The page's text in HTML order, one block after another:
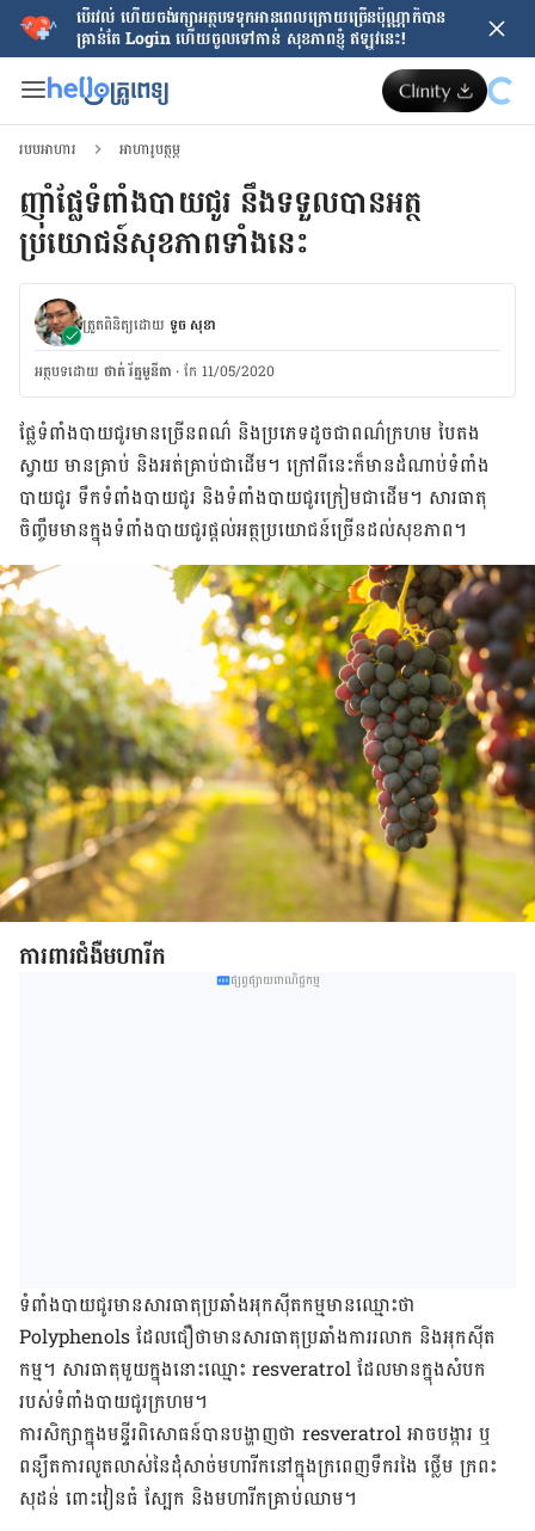
បើរវល់ ហើយចង់​រក្សាអត្ថបទទុកអានពេលក្រោយ​ច្រើនប៉ុណ្ណាក៏បាន
គ្រាន់តែ​ Login ហើយចូលទៅកាន់ សុខភាពខ្ញុំ ឥឡូវនេះ!
របបអាហារ អាហារូបត្ថម្ភ
ញ៉ាំផ្លែទំពាំងបាយជូរ នឹងទទួលបានអត្ថ
ប្រយោជន៍​​សុខភាពទាំងនេះ
ត្រួតពិនិត្យដោយ ទូច សុខា
អត្ថបទ​ដោយ ថាត់ រ័ត្នមូនីតា · កែ 11/05/2020
ផ្លែទំពាំងបាយជូរ​មាន​ច្រើន​ពណ៌​ និងប្រភេទដូចជាពណ៌ក្រហម បៃតង
ស្វាយ មានគ្រាប់ និង​អត់គ្រាប់ជាដើម។ ក្រៅពីនេះក៏​មាន​ដំណាប់​ទំពាំង
បាយជូរ​ ទឹកទំពាំងបាយជូរ និង​ទំពាំងបាយជូរ​ក្រៀម​ជាដើម។ សារធាតុ
ចិញ្ចឹម​មាន​ក្នុង​ទំពាំងបាយជូរ​ផ្តល់​អត្ថប្រយោជន៍​ច្រើន​ដល់​សុខភាព។
ការពារជំងឺ​មហារីក
ផ្សព្វផ្សាយពាណិជ្ជកម្ម
ទំពាំងបាយជូរ​មាន​សារធាតុ​ប្រឆាំងអុកស៊ីតកម្ម​មានឈ្មោះថា
Polyphenolsដែលជឿ​ថា​មាន​សារធាតុ​ប្រឆាំង​ការ​រលាក និង​អុកស៊ីត
កម្ម។ សារធាតុមួយ​ក្នុង​នោះ​ឈ្មោះ resveratrolដែល​មាន​ក្នុង​សំបក​
របស់​ទំពាំងបាយជូរ​ក្រហម។
ការ​សិក្សា​ក្នុង​មន្ទីរពិសោធន៍​បាន​បង្ហាញ​ថា resveratrolអាច​បង្ការ​ ឬ​
ពន្យឺត​ការ​លូតលាស់​នៃ​ដុំសាច់​មហារីក​នៅ​ក្នុង​ក្រពេញ​ទឹករងៃ ថ្លើម ក្រពះ
សុដន់ ពោះវៀនធំ ស្បែក និង​មហារីកគ្រាប់ឈាម។